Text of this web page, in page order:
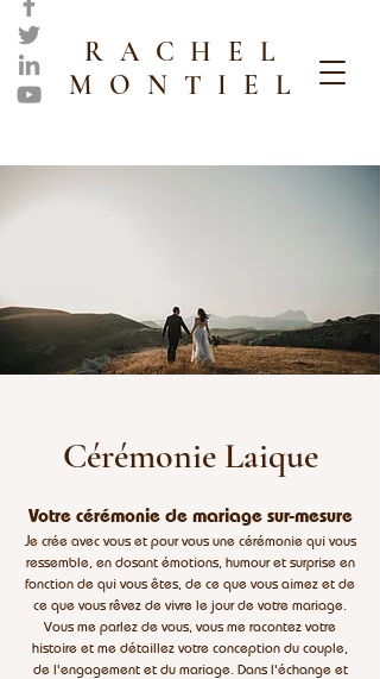
RACHEL
MONTIEL
Cérémonie Laique
Votre cérémonie de mariage sur-mesure
Je crée avec vous et pour vous une cérémonie qui vous
ressemble, en dosant émotions, humour et surprise en
fonction de qui vous êtes, de ce que vous aimez et de
ce que vous rêvez de vivre le jour de votre mariage.
Vous me parlez de vous, vous me racontez votre
histoire et me détaillez votre conception du couple,
de l'engagement et du mariage. Dans l'échange et